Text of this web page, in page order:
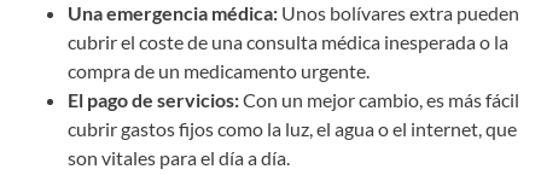
Una emergencia médica: Unos bolívares extra pueden
cubrir el coste de una consulta médica inesperada o la
compra de un medicamento urgente.
El pago de servicios:Con un mejor cambio, es más fácil
cubrir gastos fijos como la luz, el agua o el internet, que
son vitales para el día a día.